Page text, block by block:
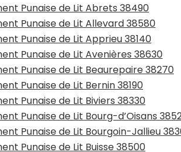
Punaise de Lit Abrets 38490
Punaise de Lit Allevard 38580
Punaise de Lit Apprieu 38140
Punaise de Lit Avenières 38630
Punaise de Lit Beaurepaire 38270
Punaise de Lit Bernin 38190
Punaise de Lit Biviers 38330
Punaise de Lit Bourg-d’Oisans
Punaise de Lit Bourgoin-Jallieu
Punaise de Lit Buisse 38500